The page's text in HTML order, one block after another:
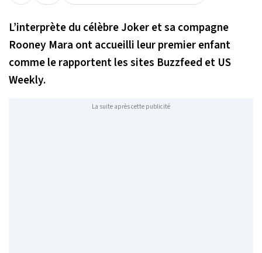
L’interprète du célèbre Joker et sa compagne
Rooney Mara ont accueilli leur premier enfant
comme le rapportent les sites Buzzfeed et US
Weekly.
La suite après cette publicité